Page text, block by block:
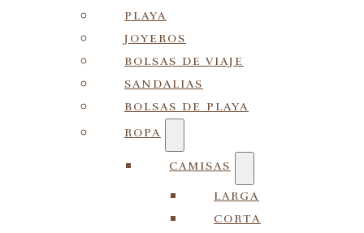
PLAYA
JOYEROS
BOLSAS DE VIAJE
SANDALIAS
BOLSAS DE PLAYA
ROPA
CAMISAS
LARGA
CORTA